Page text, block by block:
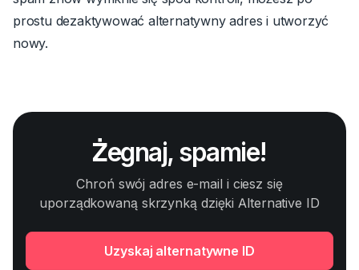
prostu dezaktywować alternatywny adres i utworzyć
nowy.
Żegnaj, spamie!
Chroń swój adres e-mail i ciesz się
uporządkowaną skrzynką dzięki Alternative ID
Uzyskaj alternatywne ID